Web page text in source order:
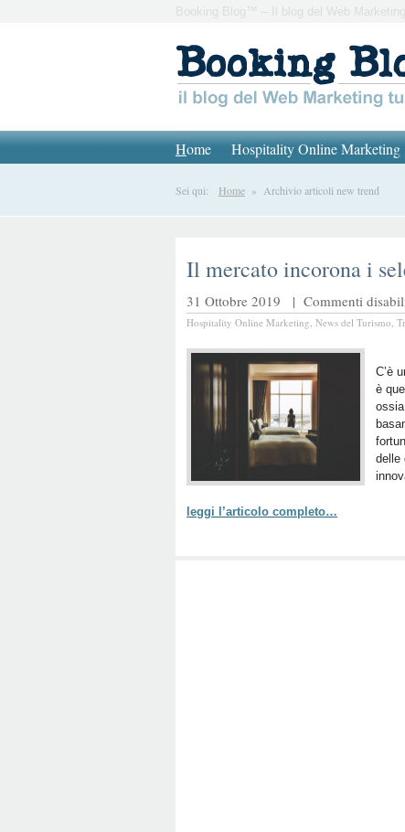
Booking Blog™ – Il blog del Web Marketing
Home Hospitality Online Marketing
Sei qui: Home » Archivio articoli new trend
Il mercato incorona i
31 Ottobre 2019 | Commenti
Hospitality Online Marketing, News del Turismo,
C’è
è
delle
leggi l’articolo completo…